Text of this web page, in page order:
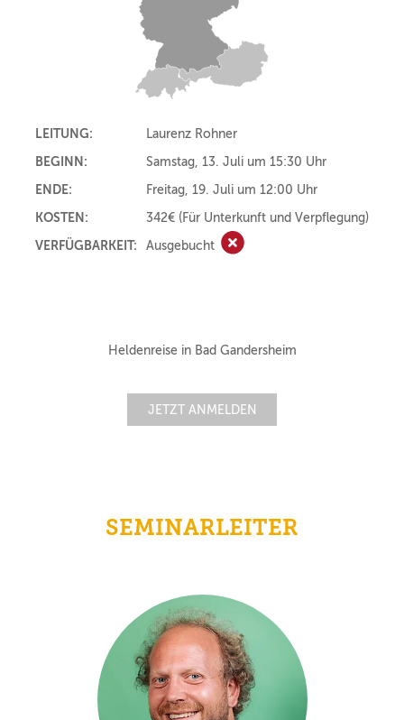
LEITUNG:
Laurenz Rohner
BEGINN:
Samstag, 13. Juli um 15:30 Uhr
ENDE:
Freitag, 19. Juli um 12:00 Uhr
KOSTEN:
342€ (Für Unterkunft und Verpflegung)
VERFÜGBARKEIT:
Ausgebucht Ausgebucht
Heldenreise in Bad Gandersheim
JETZT ANMELDEN
SEMINARLEITER